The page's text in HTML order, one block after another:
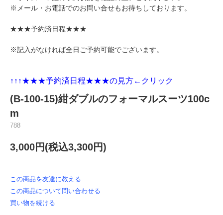
※メール・お電話でのお問い合せもお待ちしております。
★★★予約済日程★★★
※記入がなければ全日ご予約可能でございます。
↑↑↑★★★予約済日程★★★の見方←クリック
(B-100-15)紺ダブルのフォーマルスーツ100c
m
788
3,000円(税込3,300円)
この商品を友達に教える
この商品について問い合わせる
買い物を続ける